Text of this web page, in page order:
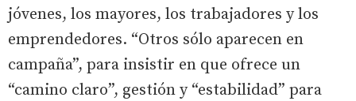
jóvenes, los mayores, los trabajadores y los
emprendedores. “Otros sólo aparecen en
campaña”, para insistir en que ofrece un
“camino claro”, gestión y “estabilidad” para